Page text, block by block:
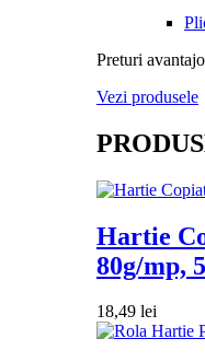
Preturi
Vezi produsele
Hartie
80g/mp,
18,49 lei